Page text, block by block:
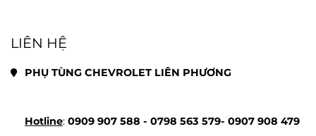
LIÊN HỆ
PHỤ TÙNG CHEVROLET LIÊN PHƯƠNG
Hotline: 0909 907 588 - 0798 563 579- 0907 908 479